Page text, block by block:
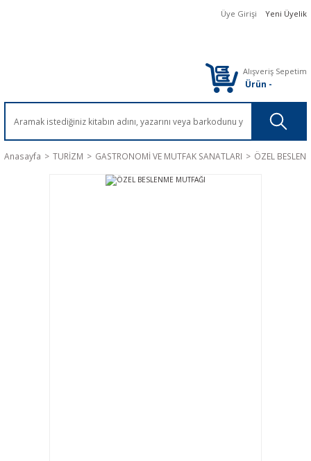
Üye Girişi Yeni Üyelik
Alışveriş Sepetim
Ürün -
Anasayfa TURİZM GASTRONOMİ VE MUTFAK SANATLARI ÖZEL